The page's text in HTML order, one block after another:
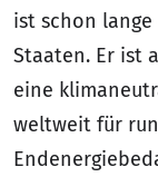
ist schon
Staaten. Er ist
eine
weltweit für